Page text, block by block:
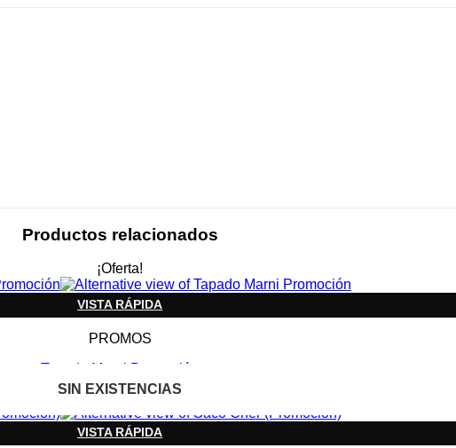
Productos relacionados
¡Oferta!
VISTA RÁPIDA
SIN EXISTENCIAS
PROMOS
Tapado Marni Promoción
34,000.00 El
original
era:
$29,000.00
actual
VISTA RÁPIDA
SIN EXISTENCIAS
SIN EXISTENCIAS
SIN EXISTENCIAS
SIN EXISTENCIAS
SIN EXISTENCIAS